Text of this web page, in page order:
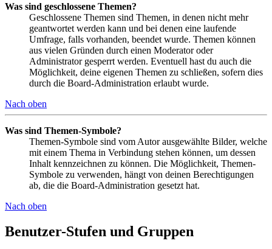
Was sind geschlossene Themen?
Geschlossene Themen sind Themen, in denen nicht mehr
geantwortet werden kann und bei denen eine laufende
Umfrage, falls vorhanden, beendet wurde. Themen können
aus vielen Gründen durch einen Moderator oder
Administrator gesperrt werden. Eventuell hast du auch die
Möglichkeit, deine eigenen Themen zu schließen, sofern dies
durch die Board-Administration erlaubt wurde.
Nach oben
Was sind Themen-Symbole?
Themen-Symbole sind vom Autor ausgewählte Bilder, welche
mit einem Thema in Verbindung stehen können, um dessen
Inhalt kennzeichnen zu können. Die Möglichkeit, Themen-
Symbole zu verwenden, hängt von deinen Berechtigungen
ab, die die Board-Administration gesetzt hat.
Nach oben
Benutzer-Stufen und Gruppen